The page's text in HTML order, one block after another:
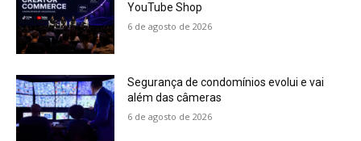
YouTube Shop
6 de agosto de 2026
Segurança de condomínios evolui e vai
além das câmeras
6 de agosto de 2026